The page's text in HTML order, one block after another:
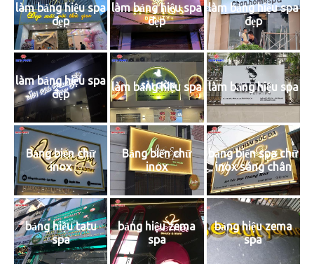
làm bảng hiệu spa
đẹp
làm bảng hiệu spa
đẹp
làm bảng hiệu spa
đẹp
làm bảng hiệu spa
đẹp
làm bảng hiệu spa làm bảng hiệu spa
Bảng biển chữ
inox
Bảng biển chữ
inox
bảng biển spa chữ
inox sáng chân
bảng hiệu tatu
spa
bảng hiệu zema
spa
bảng hiệu zema
spa